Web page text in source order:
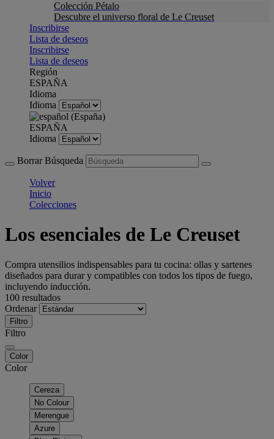
Colección Pétalo
Descubre el universo floral de Le Creuset
Inscribirse
Lista de deseos
Inscribirse
Lista de deseos
Región
ESPAÑA
Idioma
Idioma
ESPAÑA
Idioma
Borrar Búsqueda
Volver
Inicio
Colecciones
Los esenciales de Le Creuset
Compra utensilios indispensables para tu cocina: ollas y sartenes
diseñados para durar y compatibles con todos los tipos de fuego,
incluyendo inducción.
100 resultados
Ordenar
Filtro
Filtro
Color
Color
Cereza
No Colour
Merengue
Azure